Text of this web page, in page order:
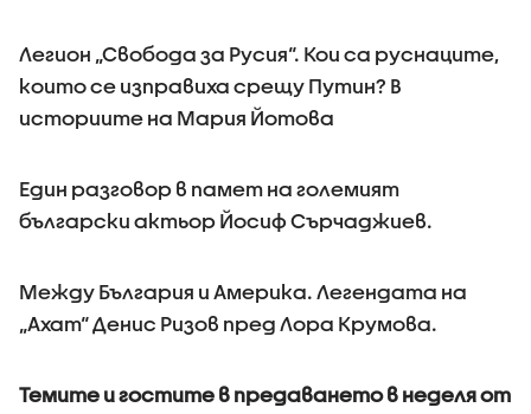
Легион „Свобода за Русия“. Кои са руснаците,
които се изправиха срещу Путин? В
историите на Мария Йотова
Един разговор в памет на големият
български актьор Йосиф Сърчаджиев.
Между България и Америка. Легендата на
„Ахат“ Денис Ризов пред Лора Крумова.
Темите и гостите в предаването в неделя от